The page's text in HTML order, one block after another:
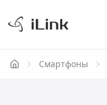
Смартфоны